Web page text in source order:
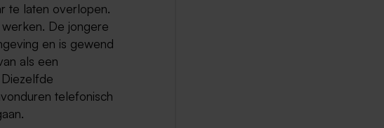
te laten overlopen.
De jongere
en is gewend
als een
telefonisch